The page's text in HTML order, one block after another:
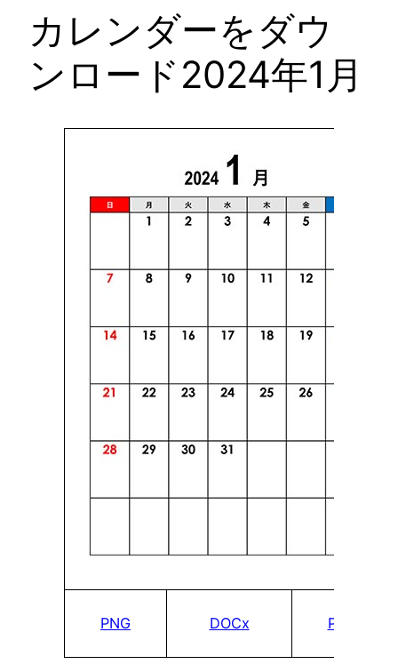
カレンダーをダウ
ンロード2024年1月
PNG DOCx PDF